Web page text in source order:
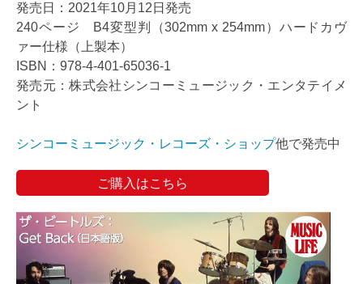
発売日：2021年10月12日発売
240ページ B4変型判（302mm x 254mm）ハードカヴ
ァー仕様（上製本）
ISBN：978-4-401-65036-1
発売元：株式会社シンコーミュージック・エンタテイメ
ント
シンコーミュージック・レコーズ・ショップ他で発売中
ご購入はこちら